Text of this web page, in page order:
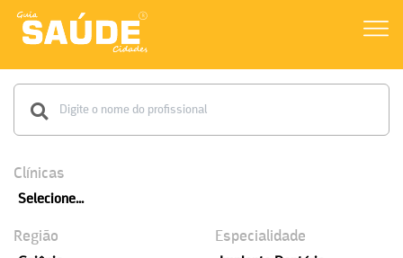
Clínicas
Selecione...
Região Especialidade